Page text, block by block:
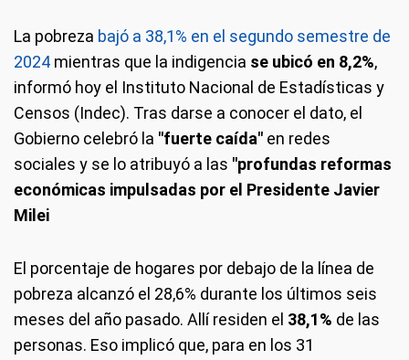
La pobreza bajó a 38,1% en el segundo semestre de
2024 mientras que la indigencia se ubicó en 8,2%,
informó hoy el Instituto Nacional de Estadísticas y
Censos (Indec). Tras darse a conocer el dato, el
Gobierno celebró la "fuerte caída" en redes
sociales y se lo atribuyó a las "profundas reformas
económicas impulsadas por el Presidente Javier
Milei
El porcentaje de hogares por debajo de la línea de
pobreza alcanzó el 28,6% durante los últimos seis
meses del año pasado. Allí residen el 38,1% de las
personas. Eso implicó que, para en los 31